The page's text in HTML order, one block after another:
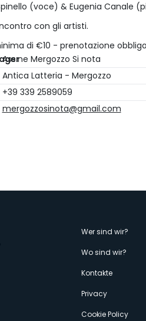
(voce) & Eugenia Canale
con gli artisti.
di €10 - prenotazione
Ass.ne Mergozzo Si nota
Antica Latteria - Mergozzo
+39 339 2589059
mergozzosinota@gmail.com
Menù
Wer sind wir?
Wo sind wir?
Kontakte
Privacy
Cookie Policy